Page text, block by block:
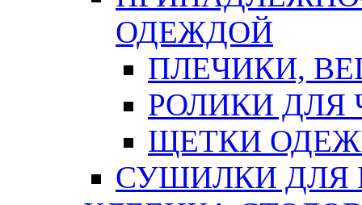
ОДЕЖДОЙ
ПЛЕЧИКИ,
РОЛИКИ ДЛЯ
ЩЕТКИ
СУШИЛКИ ДЛЯ